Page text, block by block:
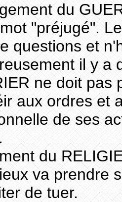
du
"préjugé".
questions et
il y a
ne doit pas
aux ordres et
de ses
du
va prendre
de tuer.